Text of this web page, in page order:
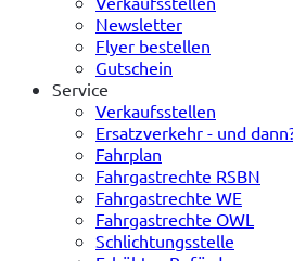
Newsletter
Flyer bestellen
Gutschein
Service
Verkaufsstellen
Ersatzverkehr - und
Fahrplan
Fahrgastrechte RSBN
Fahrgastrechte WE
Fahrgastrechte OWL
Schlichtungsstelle